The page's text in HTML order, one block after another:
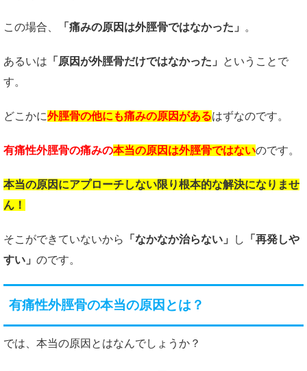
この場合、 「痛みの原因は外脛骨ではなかった」 。
あるいは 「原因が外脛骨だけではなかった」
ということで
す。
どこかに外脛骨の他にも痛みの原因があるはずなのです。
有痛性外脛骨の痛みの本当の原因は外脛骨ではないのです。
本当の原因にアプローチしない限り根本的な解決になりませ
ん！
そこができていないから 「なかなか治らない」 し
「再発しや
すい」 のです。
有痛性外脛骨の本当の原因とは？
では、本当の原因とはなんでしょうか？